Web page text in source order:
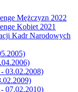
Mężczyzn 2022
Kobiet 2021
Kadr Narodowych
03.02.2008)
07.02.2010)